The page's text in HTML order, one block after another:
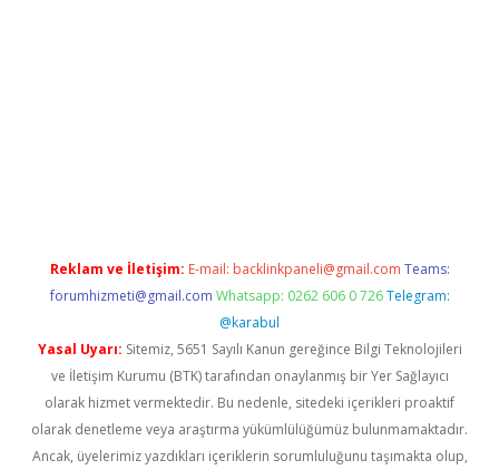
Reklam ve İletişim: E-mail: backlinkpaneli@gmail.com Teams:
forumhizmeti@gmail.com Whatsapp: 0262 606 0 726 Telegram:
@karabul
Yasal Uyarı: Sitemiz, 5651 Sayılı Kanun gereğince Bilgi Teknolojileri
ve İletişim Kurumu (BTK) tarafından onaylanmış bir Yer Sağlayıcı
olarak hizmet vermektedir. Bu nedenle, sitedeki içerikleri proaktif
olarak denetleme veya araştırma yükümlülüğümüz bulunmamaktadır.
Ancak, üyelerimiz yazdıkları içeriklerin sorumluluğunu taşımakta olup,